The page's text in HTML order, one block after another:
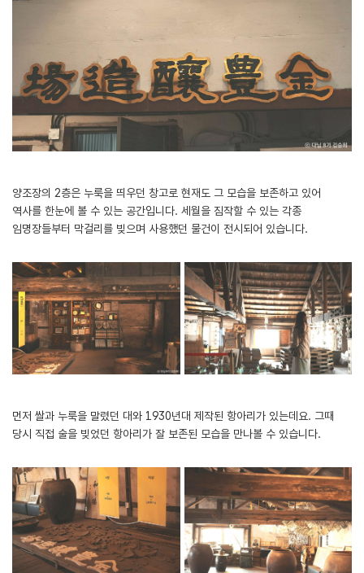
양조장의 2층은 누룩을 띄우던 창고로 현재도 그 모습을 보존하고 있어
역사를 한눈에 볼 수 있는 공간입니다. 세월을 짐작할 수 있는 각종
임명장들부터 막걸리를 빚으며 사용했던 물건이 전시되어 있습니다.
먼저 쌀과 누룩을 말렸던 대와 1930년대 제작된 항아리가 있는데요. 그때
당시 직접 술을 빚었던 항아리가 잘 보존된 모습을 만나볼 수 있습니다.